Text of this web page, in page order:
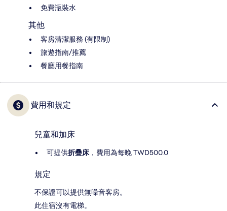
免費瓶裝水
其他
客房清潔服務 (有限制)
旅遊指南/推薦
餐廳用餐指南
費用和規定
兒童和加床
可提供折疊床 ，費用為每晚 TWD500.0
規定
不保證可以提供無噪音客房。
此住宿沒有電梯。